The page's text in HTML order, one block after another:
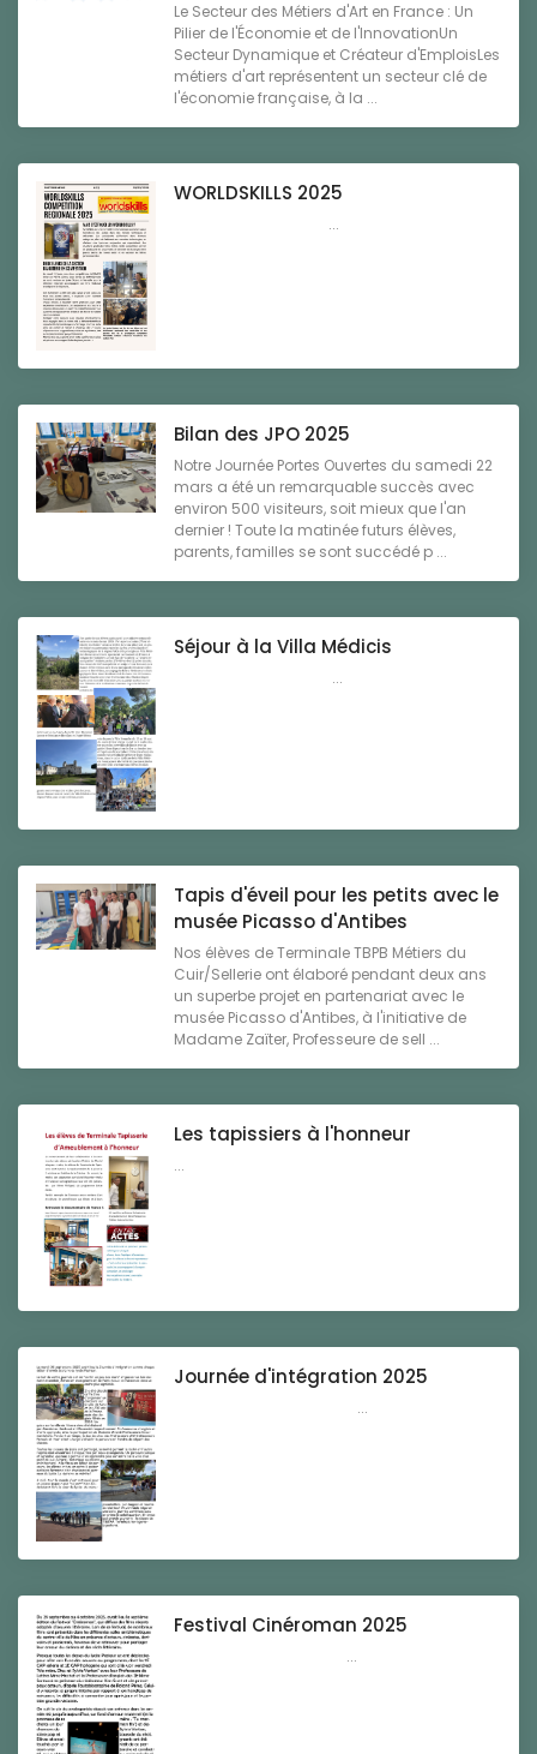
Le Secteur des Métiers d'Art en France : Un
Pilier de l'Économie et de l'InnovationUn
Secteur Dynamique et Créateur d'EmploisLes
métiers d'art représentent un secteur clé de
l'économie française, à la ...
WORLDSKILLS 2025
...
Bilan des JPO 2025
Notre Journée Portes Ouvertes du samedi 22
mars a été un remarquable succès avec
environ 500 visiteurs, soit mieux que l'an
dernier ! Toute la matinée futurs élèves,
parents, familles se sont succédé p ...
Séjour à la Villa Médicis
...
Tapis d'éveil pour les petits avec le
musée Picasso d'Antibes
Nos élèves de Terminale TBPB Métiers du
Cuir/Sellerie ont élaboré pendant deux ans
un superbe projet en partenariat avec le
musée Picasso d'Antibes, à l'initiative de
Madame Zaïter, Professeure de sell ...
Les tapissiers à l'honneur
...
Journée d'intégration 2025
...
Festival Cinéroman 2025
...